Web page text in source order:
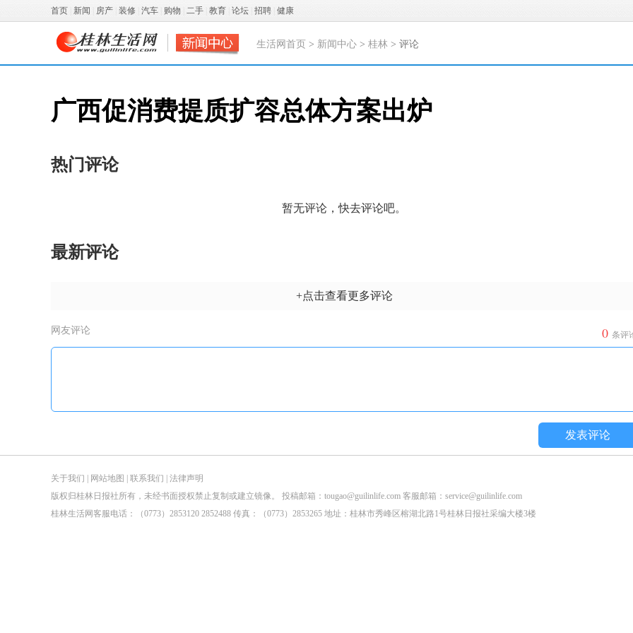
首页 新闻 房产 装修 汽车 购物 二手 教育 论坛 招聘 健康
生活网首页 > 新闻中心 > 桂林 > 评论
广西促消费提质扩容总体方案出炉
热门评论
暂无评论，快去评论吧。
最新评论
+点击查看更多评论
网友评论 0 条评
发表评论
关于我们 网站地图 联系我们
法律声明
版权归桂林日报社所有，未经书面授权禁止复制或建立镜像。 投稿邮箱：tougao@guilinlife.com 客服邮箱：service@guilinlife.com
桂林生活网客服电话：（0773）2853120 2852488 传真：（0773）2853265 地址：桂林市秀峰区榕湖北路1号桂林日报社采编大楼3楼